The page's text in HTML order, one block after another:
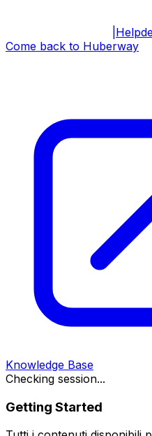
Come back to Huberway
Knowledge Base
Checking session...
Getting Started